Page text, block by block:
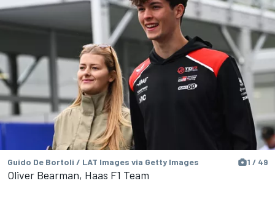
Guido De Bortoli / LAT Images via Getty Images 1 / 49
Oliver Bearman, Haas F1 Team